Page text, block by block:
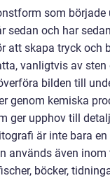
som började
sedan och har
att skapa tryck och
vanligtvis av sten
bilden till
genom kemiska
ger upphov till
är inte bara
används även
böcker,